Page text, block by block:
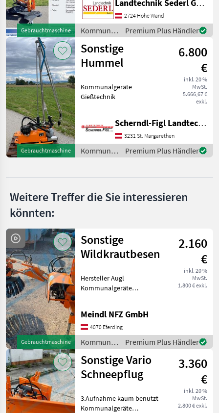
Gebrauchtmaschine
DC= zur Steuerung
notwendig. Die
Wasserpumpe wird hydrau
Landtechnik Sederl GmbH
2724 Hohe Wand
Kommunalgeräte
/ Sonstige
Premium Plus Händler
Gebrauchtmaschine
Sonstige
Hummel
6.800
€
inkl. 20 %
MwSt.
5.666,67 €
exkl.
Kommunalgeräte
Gießtechnik
Scherndl-Figl Landtechnik
3231 St. Margarethen
Kommunalgeräte
/ Sonstige
Premium Plus Händler
Weitere Treffer die Sie interessieren
könnten:
Gebrauchtmaschine
Sonstige
Wildkrautbesen
2.160
€
inkl. 20 %
MwSt.
1.800 € exkl.
Hersteller Augl
Kommunalgeräte
Meindl NFZ GmbH
4070 Eferding
Kommunalgeräte
/ Sonstige
Premium Plus Händler
Sonstige Vario
Schneepflug
3.360
€
inkl. 20 %
MwSt.
2.800 € exkl.
3.Aufnahme kaum benutzt
Kommunalgeräte